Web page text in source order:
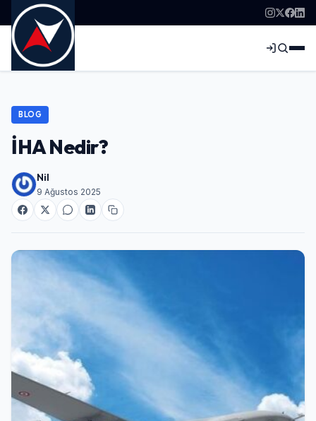
BLOG
İHA Nedir?
Nil
9 Ağustos 2025